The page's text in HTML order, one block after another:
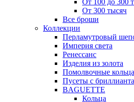
От 100 до 300
От 300 тысяч
Все броши
Коллекции
Перламутровый
Империя света
Ренессанс
Изделия из золота
Помолвочные
Пусеты с
BAGUETTE
Кольца